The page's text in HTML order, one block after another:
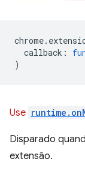
chrome.
callback :
)
Use
Disparado
extensão.